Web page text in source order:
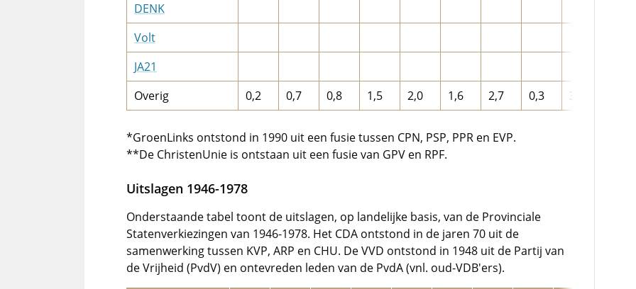
DENK
Volt
JA21
Overig
0,2 0,7 0,8 1,5 2,0 1,6 2,7 0,3 3,1
*GroenLinks ontstond in 1990 uit een fusie tussen CPN, PSP, PPR en EVP.
**De ChristenUnie is ontstaan uit een fusie van GPV en RPF.
Uitslagen 1946-1978
Onderstaande tabel toont de uitslagen, op landelijke basis, van de Provinciale
Statenverkiezingen van 1946-1978. Het CDA ontstond in de jaren 70 uit de
samenwerking tussen KVP, ARP en CHU. De VVD ontstond in 1948 uit de Partij van
de Vrijheid (PvdV) en ontevreden leden van de PvdA (vnl. oud-VDB'ers).